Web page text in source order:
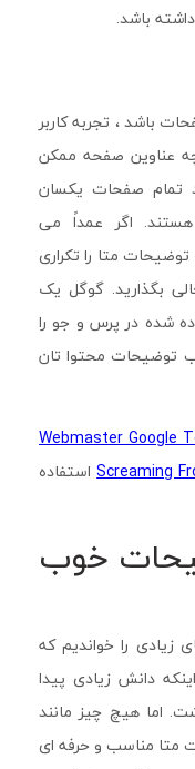
باشد.
باشد ، تجربه کاربر
عناوین صفحه ممکن
تمام صفحات یکسان
اگر عمداً می
متا را تکراری
بگذارید. گوگل یک
شده در پرس و جو را
توضیحات محتوا تان
Webmaster Google
Screamingاستفاده
خوب
را خواندیم که
دانش زیادی پیدا
اما هیچ چیز مانند
متا مناسب و حرفه ای